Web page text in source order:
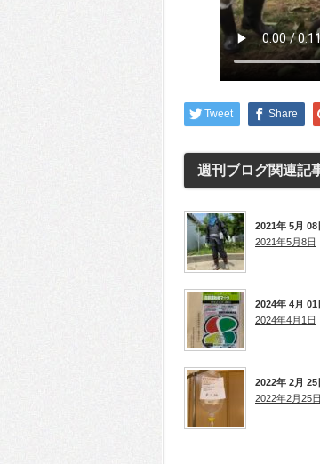
Tweet Share
週刊ブログ関連記
2021年 5月 08
2021年5月8日
2024年 4月 01
2024年4月1日
2022年 2月 25
2022年2月25日